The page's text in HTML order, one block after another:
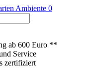
0
ab 600 Euro **
Service
zertifiziert